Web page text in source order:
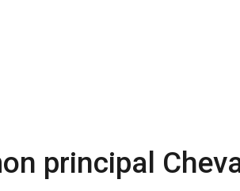
principal